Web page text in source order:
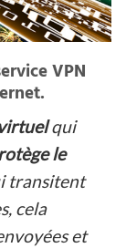
VPN
qui
le
transitent
cela
et